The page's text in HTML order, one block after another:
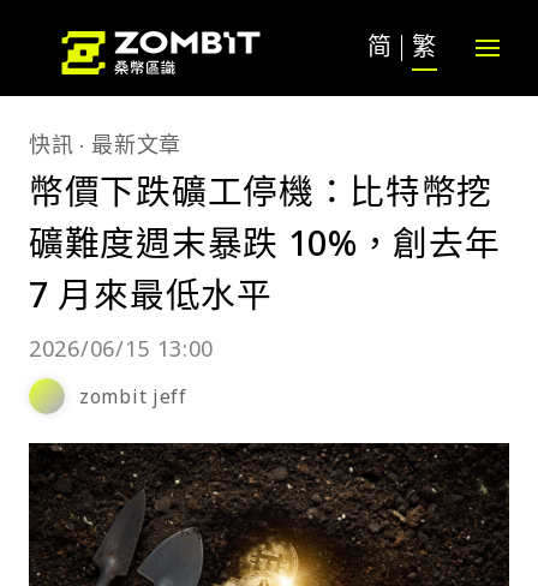
简 繁
快訊 最新文章
幣價下跌礦工停機：比特幣挖
礦難度週末暴跌 10%，創去年
7 月來最低水平
2026/06/15 13:00
zombit jeff